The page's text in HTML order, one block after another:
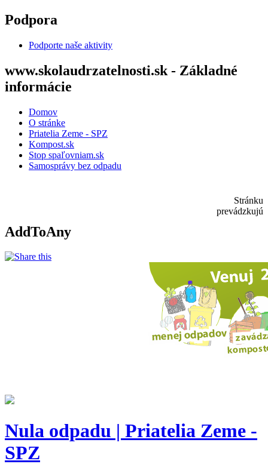
Skočiť na hlavný obsah
Podpora
Podporte naše aktivity
www.skolaudrzatelnosti.sk - Základné
informácie
Domov
O stránke
Priatelia Zeme - SPZ
Kompost.sk
Stop spaľovniam.sk
Samosprávy bez odpadu
Stránku
prevádzkujú
AddToAny
Nula odpadu | Priatelia Zeme -
SPZ